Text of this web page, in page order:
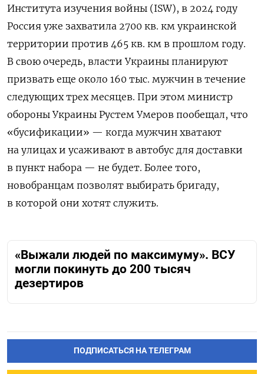
Института изучения войны (ISW), в 2024 году
Россия уже захватила 2700 кв. км украинской
территории против 465 кв. км в прошлом году.
В свою очередь, власти Украины планируют
призвать еще около 160 тыс. мужчин в течение
следующих трех месяцев. При этом министр
обороны Украины Рустем Умеров пообещал, что
«бусификации» — когда мужчин хватают
на улицах и усаживают в автобус для доставки
в пункт набора — не будет. Более того,
новобранцам позволят выбирать бригаду,
в которой они хотят служить.
«Выжали людей по максимуму». ВСУ
могли покинуть до 200 тысяч
дезертиров
ПОДПИСАТЬСЯ НА ТЕЛЕГРАМ